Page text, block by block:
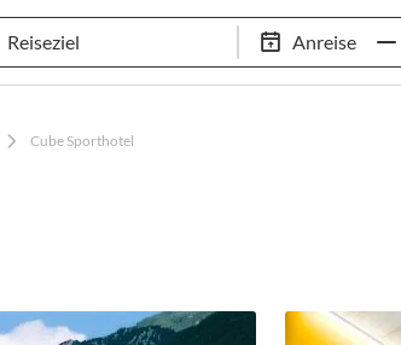
Anreise
97,8% Weiterempfehlungsrate
Cube Sporthotel